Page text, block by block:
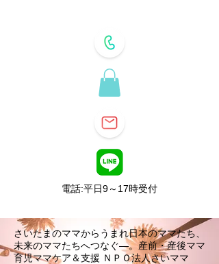
電話:平日9～17時受付
さいたまのママからうまれ日本のママたち、
未来のママたちへつなぐ―。産前・産後ママ
育児ママケア＆支援 ＮＰＯ法人さいママ